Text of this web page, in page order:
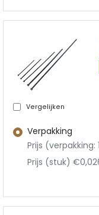
Vergelijken
Verpakking
Prijs (verpakking:
Prijs (stuk)